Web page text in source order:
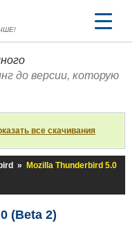
до версии, которую
все скачивания
»
Mozilla Thunderbird 5.0
(Beta 2)